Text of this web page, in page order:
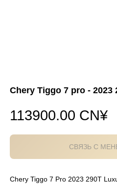
Chery Tiggo 7 pro - 2023
113900.00 CN¥
СВЯЗЬ С
Chery Tiggo 7 Pro 2023 290T